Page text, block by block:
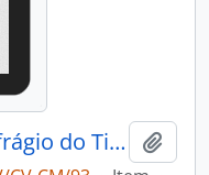
100.º Aniversário do naufrágio do Titanic